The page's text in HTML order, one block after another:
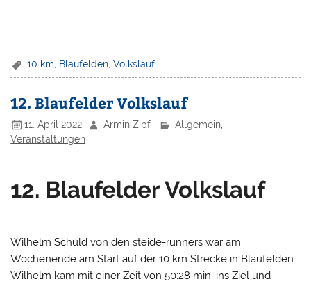
10 km Blaufelden ,Volkslauf
12. Blaufelder Volkslauf
11. April 2022 Armin Zipf Allgemein,
Veranstaltungen
12. Blaufelder Volkslauf
Wilhelm Schuld von den steide-runners war am
Wochenende am Start auf der 10 km Strecke in Blaufelden.
Wilhelm kam mit einer Zeit von 50:28 min. ins Ziel und